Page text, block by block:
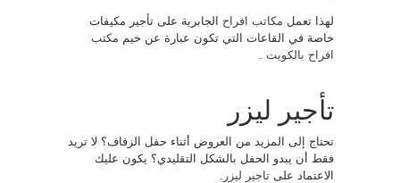
لهذا تعمل مكاتب افراح الجابرية على تأجير مكيفات
خاصة في القاعات التي تكون عبارة عن خيم مكتب
افراح بالكويت
تأجير ليزر
تحتاج إلى المزيد من العروض أثناء حفل الزفاف؟ لا تريد
فقط أن يبدو الحفل بالشكل التقليدي؟ يكون عليك
الاعتماد على تاجير ليزر